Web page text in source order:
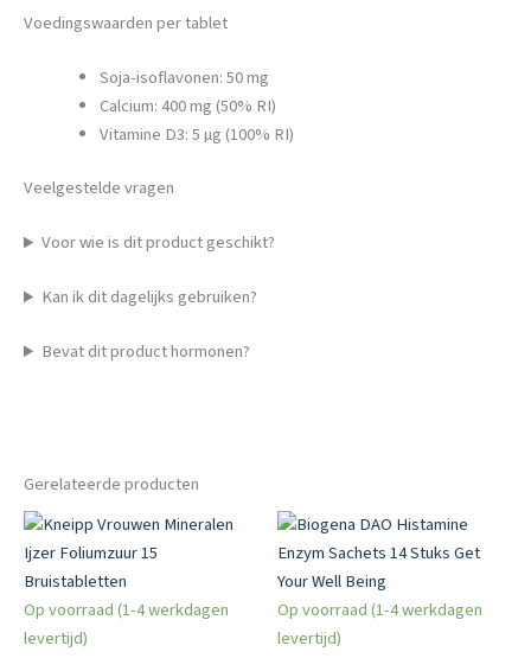
Voedingswaarden per tablet
Soja-isoflavonen: 50 mg
Calcium: 400 mg (50% RI)
Vitamine D3: 5 µg (100% RI)
Veelgestelde vragen
Voor wie is dit product geschikt?
Kan ik dit dagelijks gebruiken?
Bevat dit product hormonen?
Gerelateerde producten
Op voorraad (1-4 werkdagen
levertijd)
Op voorraad (1-4 werkdagen
levertijd)